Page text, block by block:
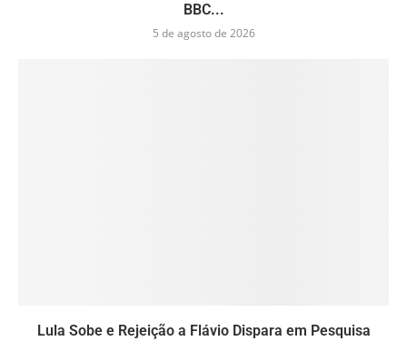
BBC...
5 de agosto de 2026
Lula Sobe e Rejeição a Flávio Dispara em Pesquisa